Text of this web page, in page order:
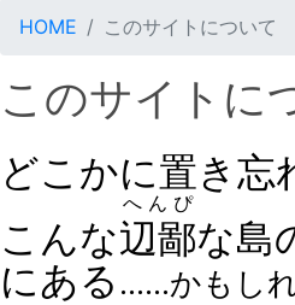
HOME このサイトについて
このサイトに
どこかに置き忘
こんな辺鄙
へんぴ
な島
にある ……かもし